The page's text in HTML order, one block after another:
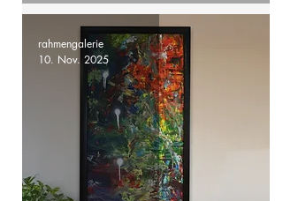
rahmengalerie
10. Nov. 2025